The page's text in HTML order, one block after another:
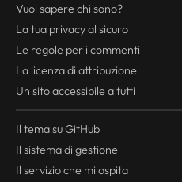
Vuoi sapere chi sono?
La tua privacyal sicuro
Le regole per i commenti
La licenza di attribuzione
Un sito accessibile a tutti
Il tema su GitHub
Il sistema di gestione
Il servizio che mi ospita